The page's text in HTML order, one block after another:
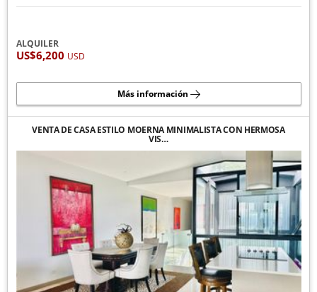
ALQUILER
US$6,200 USD
Más información
VENTA DE CASA ESTILO MOERNA MINIMALISTA CON HERMOSA
VIS…